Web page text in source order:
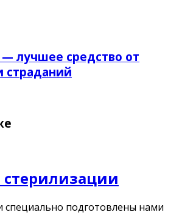
лучшее средство от
страданий
специально подготовлены нами